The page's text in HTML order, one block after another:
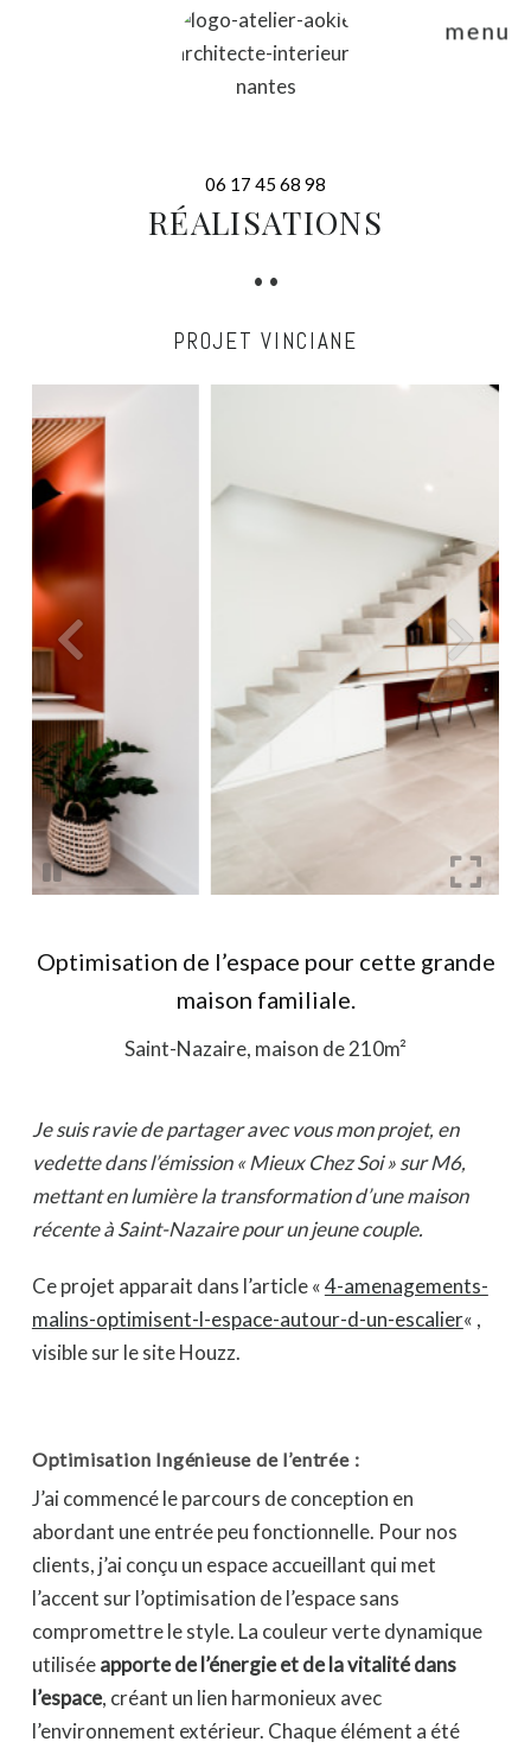
menu
06 17 45 68 98
RÉALISATIONS
• •
PROJET VINCIANE
Optimisation de l’espace pour cette grande
maison familiale.
Saint-Nazaire, maison de 210m²
Je suis ravie de partager avec vous mon projet, en
vedette dans l’émission « Mieux Chez Soi » sur M6,
mettant en lumière la transformation d’une maison
récente à Saint-Nazaire pour un jeune couple.
Ce projet apparait dans l’article «4-amenagements-
malins-optimisent-l-espace-autour-d-un-escalier« ,
visible sur le site Houzz.
Optimisation Ingénieuse de l’entrée :
J’ai commencé le parcours de conception en
abordant une entrée peu fonctionnelle. Pour nos
clients, j’ai conçu un espace accueillant qui met
l’accent sur l’optimisation de l’espace sans
compromettre le style. La couleur verte dynamique
utiliséeapporte de l’énergie et de la vitalité dans
l’espace, créant un lien harmonieux avec
l’environnement extérieur. Chaque élément a été